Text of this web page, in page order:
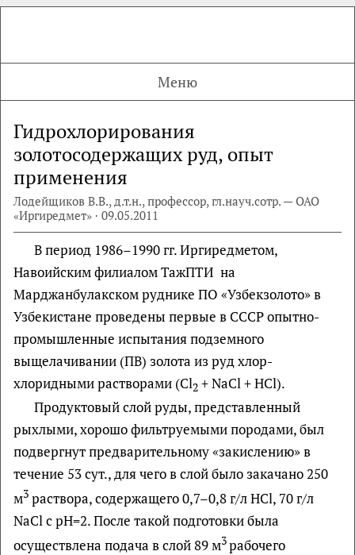
Меню
Гидрохлорирования
золотосодержащих руд, опыт
применения
Лодейщиков В.В., д.т.н., профессор, гл.науч.сотр. — ОАО
«Иргиредмет» · 09.05.2011
В период 1986–1990 гг. Иргиредметом,
Навоийским филиалом ТажПТИ на
Марджанбулакском руднике ПО «Узбекзолото» в
Узбекистане проведены первые в СССР опытно-
промышленные испытания подземного
выщелачивании (ПВ) золота из руд хлор-
хлоридными растворами (Cl2 + NaCl + HCl).
Продуктовый слой руды, представленный
рыхлыми, хорошо фильтруемыми породами, был
подвергнут предварительному «закислению» в
течение 53 сут., для чего в слой было закачано 250
м3 раствора, содержащего 0,7–0,8 г/л НСl, 70 г/л
NaCl с рН=2. После такой подготовки была
осуществлена подача в слой 89 м3рабочего